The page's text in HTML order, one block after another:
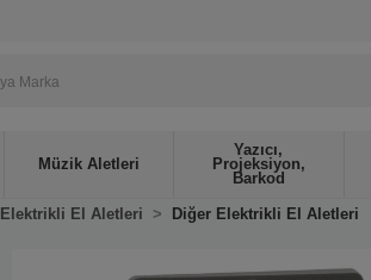
Müzik Aletleri
Yazıcı,
Projeksiyon,
Barkod
Elektrikli El Aletleri Diğer Elektrikli El Aletleri